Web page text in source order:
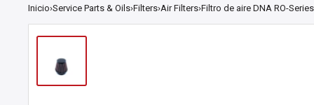
Inicio›Service Parts & Oils›Filters›Air Filters›Filtro de aire DNA RO-